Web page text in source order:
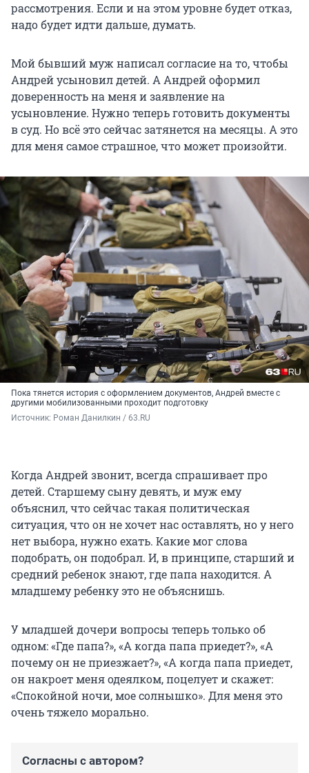
рассмотрения. Если и на этом уровне будет отказ,
надо будет идти дальше, думать.
Мой бывший муж написал согласие на то, чтобы
Андрей усыновил детей. А Андрей оформил
доверенность на меня и заявление на
усыновление. Нужно теперь готовить документы
в суд. Но всё это сейчас затянется на месяцы. А это
для меня самое страшное, что может произойти.
Пока тянется история с оформлением документов, Андрей вместе с
другими мобилизованными проходит подготовку
Источник: Роман Данилкин / 63.RU
Когда Андрей звонит, всегда спрашивает про
детей. Старшему сыну девять, и муж ему
объяснил, что сейчас такая политическая
ситуация, что он не хочет нас оставлять, но у него
нет выбора, нужно ехать. Какие мог слова
подобрать, он подобрал. И, в принципе, старший и
средний ребенок знают, где папа находится. А
младшему ребенку это не объяснишь.
У младшей дочери вопросы теперь только об
одном: «Где папа?», «А когда папа приедет?», «А
почему он не приезжает?», «А когда папа приедет,
он накроет меня одеялком, поцелует и скажет:
«Спокойной ночи, мое солнышко». Для меня это
очень тяжело морально.
Согласны с автором?